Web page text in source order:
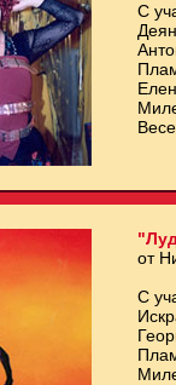
С
от
С